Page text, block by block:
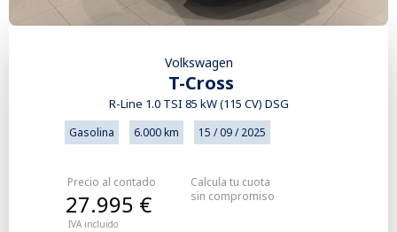
Volkswagen
T-Cross
R-Line 1.0 TSI 85 kW (115 CV) DSG
Gasolina 6.000 km 15 / 09 / 2025
Precio al contado
IVA incluido
27.995 €
Calcula tu cuota
sin compromiso